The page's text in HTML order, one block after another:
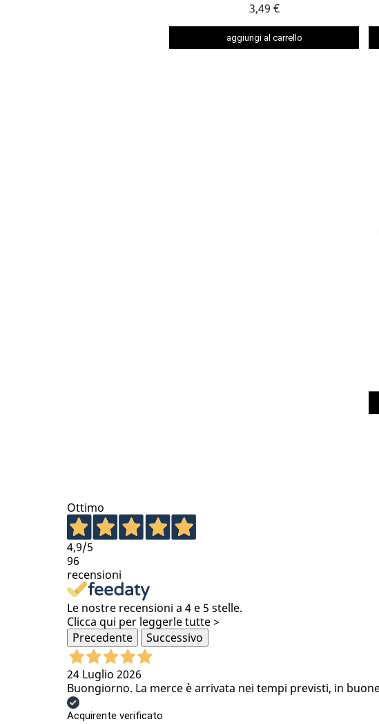
3,49 €
aggiungi al carrello
Ottimo
4,9/5
96
recensioni
Le nostre recensioni a 4 e 5 stelle.
Clicca qui per leggerle tutte >
Precedente
Successivo
24 Luglio 2026
Buongiorno. La merce è arrivata nei tempi previsti, in
Acquirente verificato